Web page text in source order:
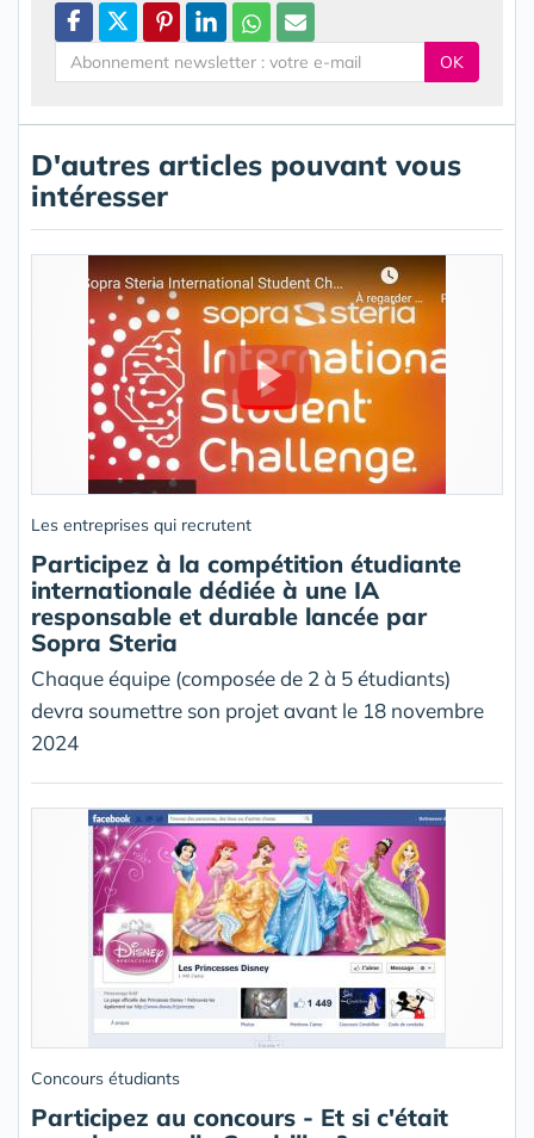
OK
D'autres articles pouvant vous
intéresser
Les entreprises qui recrutent
Participez à la compétition étudiante
internationale dédiée à une IA
responsable et durable lancée par
Sopra Steria
Chaque équipe (composée de 2 à 5 étudiants)
devra soumettre son projet avant le 18 novembre
2024
Concours étudiants
Participez au concours - Et si c'était